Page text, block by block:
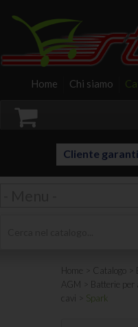
Home Chi siamo
Cliente
Home > Catalogo >
AGM
Batterie per
cavi
Spark